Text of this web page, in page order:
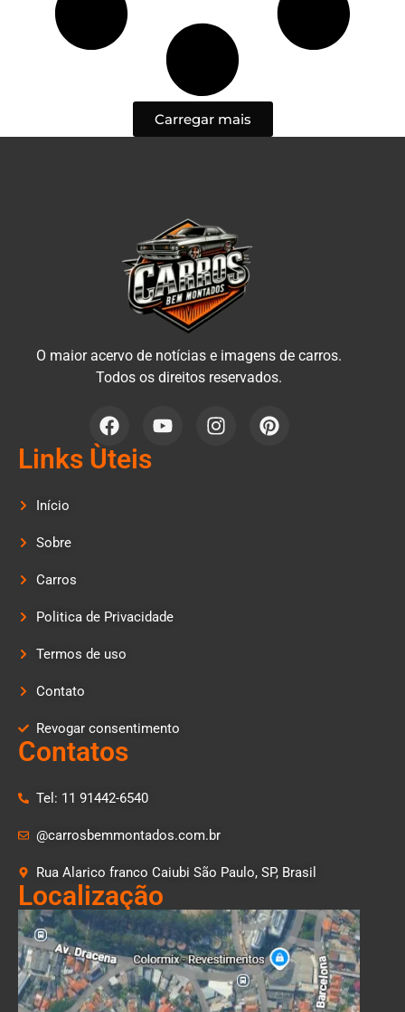
Carregar mais
O maior acervo de notícias e imagens de carros.
Todos os direitos reservados.
Links Ùteis
Início
Sobre
Carros
Politica de Privacidade
Termos de uso
Contato
Revogar consentimento
Contatos
Tel: 11 91442-6540
@carrosbemmontados.com.br
Rua Alarico franco Caiubi São Paulo, SP, Brasil
Localização